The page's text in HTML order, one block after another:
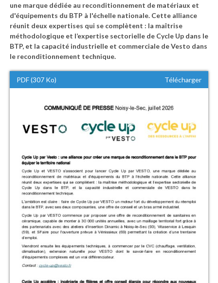
une marque dédiée au reconditionnement de matériaux et
d'équipements du BTP à l'échelle nationale. Cette alliance
réunit deux expertises qui se complètent : la maîtrise
méthodologique et l’expertise sectorielle de Cycle Up dans le
BTP, et la capacité industrielle et commerciale de Vesto dans
le reconditionnement technique.
PDF (307 Ko) Télécharger